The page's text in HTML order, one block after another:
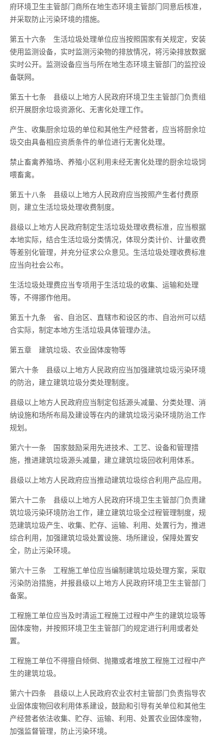
府环境卫生主管部门商所在地生态环境主管部门同意后核准，
并采取防止污染环境的措施。
第五十六条 生活垃圾处理单位应当按照国家有关规定，安装
使用监测设备，实时监测污染物的排放情况，将污染排放数据
实时公开。监测设备应当与所在地生态环境主管部门的监控设
备联网。
第五十七条 县级以上地方人民政府环境卫生主管部门负责组
织开展厨余垃圾资源化、无害化处理工作。
产生、收集厨余垃圾的单位和其他生产经营者，应当将厨余垃
圾交由具备相应资质条件的单位进行无害化处理。
禁止畜禽养殖场、养殖小区利用未经无害化处理的厨余垃圾饲
喂畜禽。
第五十八条 县级以上地方人民政府应当按照产生者付费原
则，建立生活垃圾处理收费制度。
县级以上地方人民政府制定生活垃圾处理收费标准，应当根据
本地实际，结合生活垃圾分类情况，体现分类计价、计量收费
等差别化管理，并充分征求公众意见。生活垃圾处理收费标准
应当向社会公布。
生活垃圾处理费应当专项用于生活垃圾的收集、运输和处理
等，不得挪作他用。
第五十九条 省、自治区、直辖市和设区的市、自治州可以结
合实际，制定本地方生活垃圾具体管理办法。
第五章 建筑垃圾、农业固体废物等
第六十条 县级以上地方人民政府应当加强建筑垃圾污染环境
的防治，建立建筑垃圾分类处理制度。
县级以上地方人民政府应当制定包括源头减量、分类处理、消
纳设施和场所布局及建设等在内的建筑垃圾污染环境防治工作
规划。
第六十一条 国家鼓励采用先进技术、工艺、设备和管理措
施，推进建筑垃圾源头减量，建立建筑垃圾回收利用体系。
县级以上地方人民政府应当推动建筑垃圾综合利用产品应用。
第六十二条 县级以上地方人民政府环境卫生主管部门负责建
筑垃圾污染环境防治工作，建立建筑垃圾全过程管理制度，规
范建筑垃圾产生、收集、贮存、运输、利用、处置行为，推进
综合利用，加强建筑垃圾处置设施、场所建设，保障处置安
全，防止污染环境。
第六十三条 工程施工单位应当编制建筑垃圾处理方案，采取
污染防治措施，并报县级以上地方人民政府环境卫生主管部门
备案。
工程施工单位应当及时清运工程施工过程中产生的建筑垃圾等
固体废物，并按照环境卫生主管部门的规定进行利用或者处
置。
工程施工单位不得擅自倾倒、抛撒或者堆放工程施工过程中产
生的建筑垃圾。
第六十四条 县级以上人民政府农业农村主管部门负责指导农
业固体废物回收利用体系建设，鼓励和引导有关单位和其他生
产经营者依法收集、贮存、运输、利用、处置农业固体废物，
加强监督管理，防止污染环境。